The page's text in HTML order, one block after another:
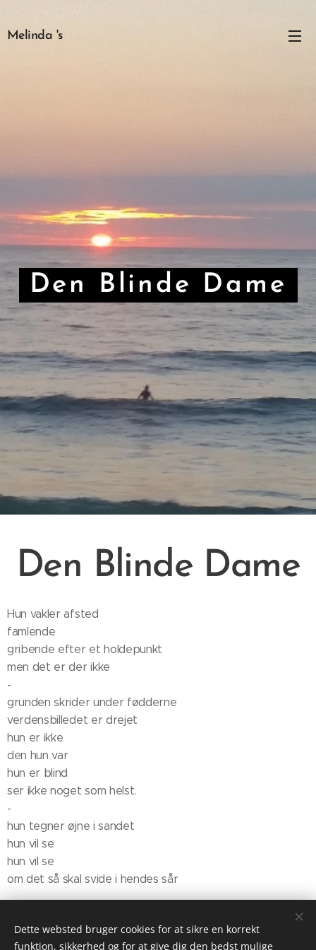
Melinda 's
Den Blinde Dame
Den Blinde Dame
Hun vakler afsted
famlende
gribende efter et holdepunkt
men det er der ikke
-
grunden skrider under fødderne
verdensbilledet er drejet
hun er ikke
den hun var
hun er blind
ser ikke noget som helst.
-
hun tegner øjne i sandet
hun vil se
hun vil se
om det så skal svide i hendes sår
se se se
øjne øjne øjne
Dette websted bruger cookies for at sikre en korrekt
funktion, sikkerhed og for at give dig den bedst mulige